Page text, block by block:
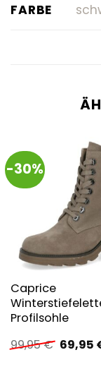
FARBE
-30%
Caprice
Profilsohle
99,95€
Preis
69,95